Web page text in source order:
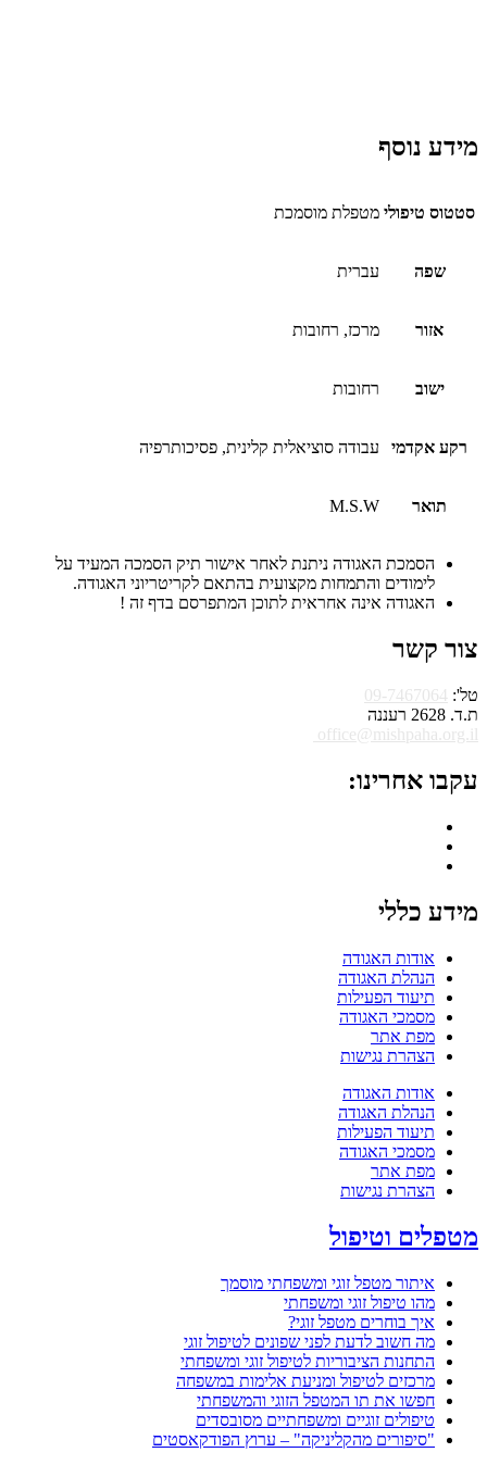
מידע נוסף
סטטוס טיפולי מטפלת מוסמכת
שפה עברית
אזור מרכז, רחובות
ישוב רחובות
רקע אקדמי עבודה סוציאלית קלינית, פסיכותרפיה
תואר M.S.W
הסמכת האגודה ניתנת לאחר אישור תיק הסמכה המעיד על
לימודים והתמחות מקצועית בהתאם לקריטריוני האגודה.
האגודה אינה אחראית לתוכן המתפרסם בדף זה !
צור קשר
טל': 09-7467064
ת.ד. 2628 רעננה
office@mishpaha.org.il
עקבו אחרינו:
מידע כללי
אודות האגודה
הנהלת האגודה
תיעוד הפעילות
מסמכי האגודה
מפת אתר
הצהרת נגישות
אודות האגודה
הנהלת האגודה
תיעוד הפעילות
מסמכי האגודה
מפת אתר
הצהרת נגישות
מטפלים וטיפול
איתור מטפל זוגי ומשפחתי מוסמך
מהו טיפול זוגי ומשפחתי
איך בוחרים מטפל זוגי?
מה חשוב לדעת לפני שפונים לטיפול זוגי
התחנות הציבוריות לטיפול זוגי ומשפחתי
מרכזים לטיפול ומניעת אלימות במשפחה
חפשו את תו המטפל הזוגי והמשפחתי
טיפולים זוגיים ומשפחתיים מסובסדים
"סיפורים מהקליניקה" – ערוץ הפודקאסטים